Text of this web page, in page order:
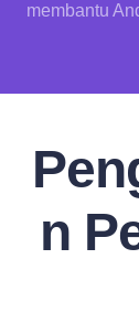
membantu
n